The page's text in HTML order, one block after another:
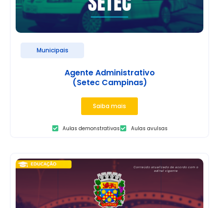
Municipais
Agente Administrativo
(Setec Campinas)
Saiba mais
Aulas demonstrativas Aulas avulsas